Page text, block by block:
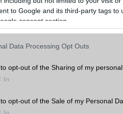
to Google and its third-party tags
consent section.
Data Processing Opt Outs
opt-out of the Sharing of my
In
opt-out of the Sale of my Personal